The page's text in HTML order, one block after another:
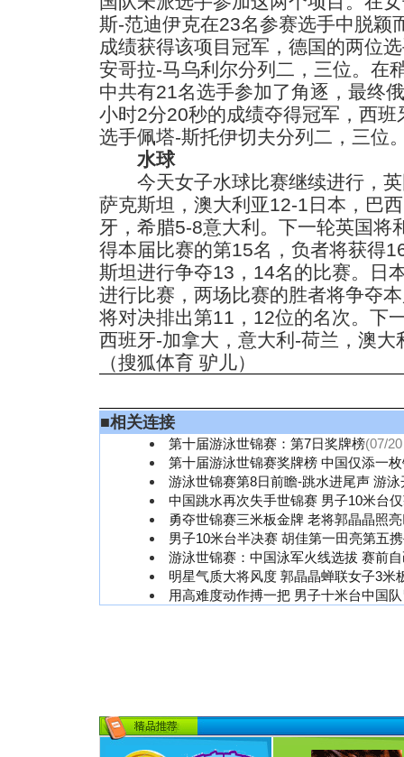
斯-范迪伊克在23名参赛选手中脱颖
成绩获得该项目冠军，德国的两位
安哥拉-马乌利尔分列二，三位。在
中共有21名选手参加了角逐，最终
小时2分20秒的成绩夺得冠军，西
选手佩塔-斯托伊切夫分列二，三位
水球
今天女子水球比赛继续进行，英
萨克斯坦，澳大利亚12-1日本，巴
牙，希腊5-8意大利。下一轮英国将
得本届比赛的第15名，负者将获得
斯坦进行争夺13，14名的比赛。日
进行比赛，两场比赛的胜者将争夺
将对决排出第11，12位的名次。下
西班牙-加拿大，意大利-荷兰，澳
（搜狐体育 驴儿）
■相关连接
第十届游泳世锦赛：第7日奖牌榜(07/
第十届游泳世锦赛奖牌榜 中国仅添一
游泳世锦赛第8日前瞻-跳水进尾声 游
中国跳水再次失手世锦赛 男子10米台
勇夺世锦赛三米板金牌 老将郭晶晶照
男子10米台半决赛 胡佳第一田亮第五
游泳世锦赛：中国泳军火线选拔 赛前
明星气质大将风度 郭晶晶蝉联女子3米
用高难度动作搏一把 男子十米台中国